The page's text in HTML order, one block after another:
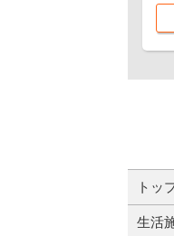
トッ
生活